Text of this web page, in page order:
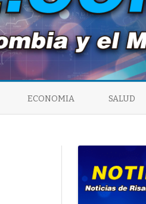
ECONOMIA SALUD